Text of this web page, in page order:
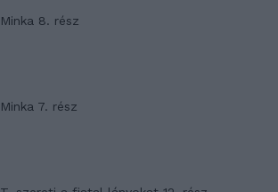
Minka 8. rész
Minka 7. rész